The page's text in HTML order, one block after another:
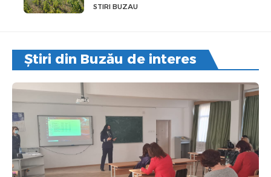
STIRI BUZAU
Știri din Buzău de interes